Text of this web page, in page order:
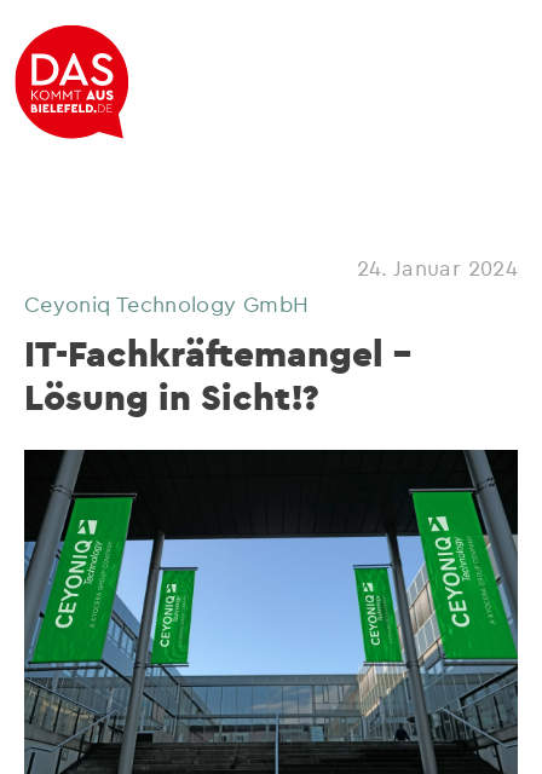
24. Januar 2024
Ceyoniq Technology GmbH
IT-Fachkräftemangel –
Lösung in Sicht!?